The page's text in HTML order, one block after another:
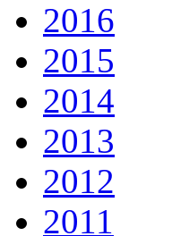
2016
2015
2014
2013
2012
2011